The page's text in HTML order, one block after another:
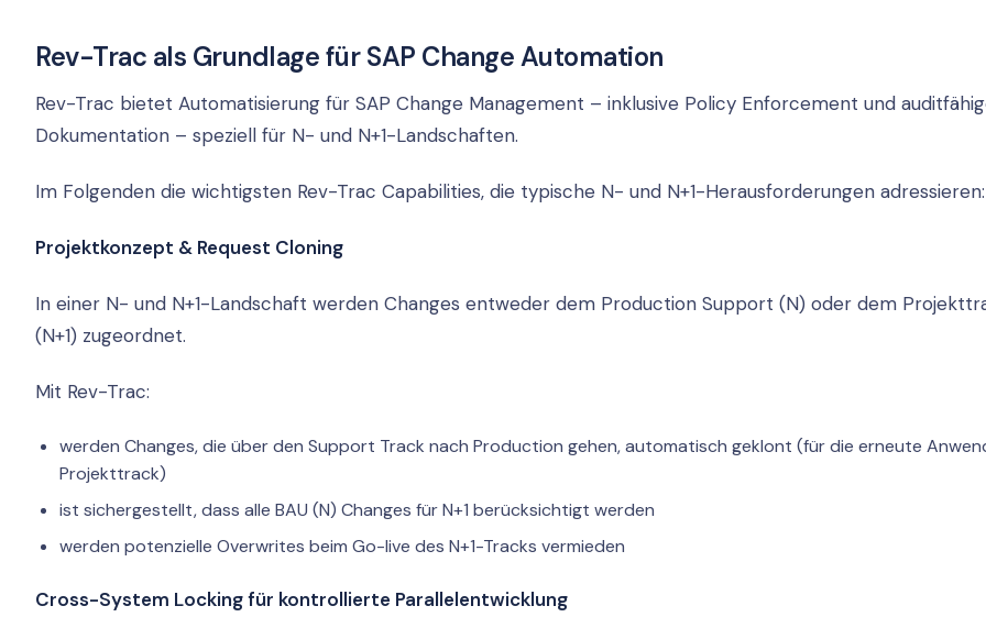
Rev-Trac als Grundlage für SAP Change Automation
Rev-Trac bietet Automatisierung für SAP Change Management – inklusive Policy Enforcement und
Dokumentation – speziell für N- und N+1-Landschaften.
Im Folgenden die wichtigsten Rev-Trac Capabilities, die typische N- und N+1-Herausforderungen adressieren:
Projektkonzept & Request Cloning
In einer N- und N+1-Landschaft werden Changes entweder dem Production Support (N) oder dem
(N+1) zugeordnet.
Mit Rev-Trac:
werden Changes, die über den Support Track nach Production gehen, automatisch geklont (für die erneute
Projekttrack)
ist sichergestellt, dass alle BAU (N) Changes für N+1 berücksichtigt werden
werden potenzielle Overwrites beim Go-live des N+1-Tracks vermieden
Cross-System Locking für kontrollierte Parallelentwicklung